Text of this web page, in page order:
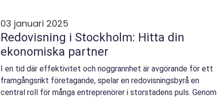
03 januari 2025
Redovisning i Stockholm: Hitta din
ekonomiska partner
I en tid där effektivitet och noggrannhet är avgörande för ett
framgångsrikt företagande, spelar en redovisningsbyrå en
central roll för många entreprenörer i storstadens puls. Genom